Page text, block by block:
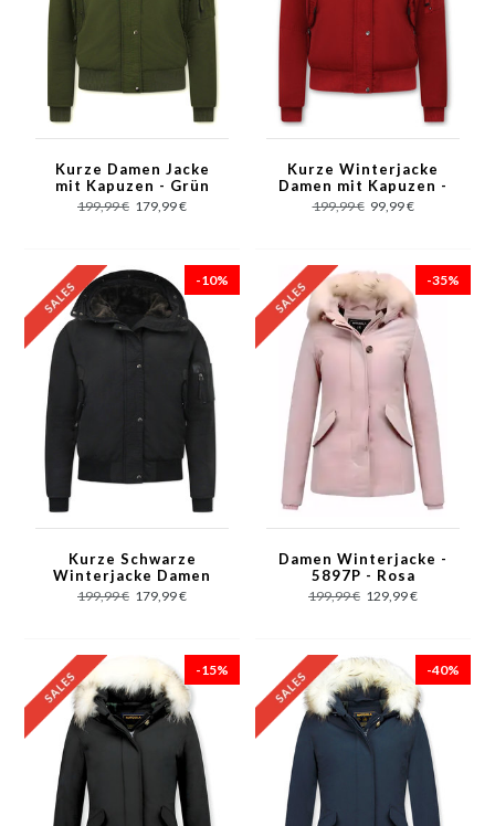
Kurze Damen Jacke
mit Kapuzen - Grün
199,99 € 179,99 €
Kurze Winterjacke
Damen mit Kapuzen -
Rot
199,99 € 99,99 €
-10%
Kurze Schwarze
Winterjacke Damen
mit Kapuzen
199,99 € 179,99 €
-35%
Damen Winterjacke -
5897P - Rosa
199,99 € 129,99 €
-15% -40%